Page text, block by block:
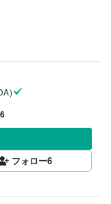
6
フォロー6